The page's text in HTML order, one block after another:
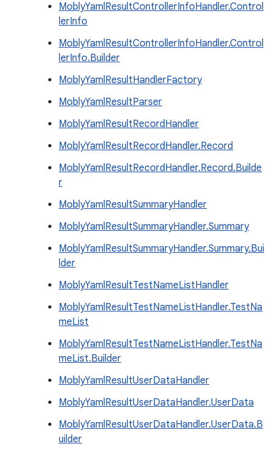
MoblyYamlResultControllerInfoHandler.Control
lerInfo
MoblyYamlResultControllerInfoHandler.Control
lerInfo.Builder
MoblyYamlResultHandlerFactory
MoblyYamlResultParser
MoblyYamlResultRecordHandler
MoblyYamlResultRecordHandler.Record
MoblyYamlResultRecordHandler.Record.Builde
r
MoblyYamlResultSummaryHandler
MoblyYamlResultSummaryHandler.Summary
MoblyYamlResultSummaryHandler.Summary.Bui
lder
MoblyYamlResultTestNameListHandler
MoblyYamlResultTestNameListHandler.TestNa
meList
MoblyYamlResultTestNameListHandler.TestNa
meList.Builder
MoblyYamlResultUserDataHandler
MoblyYamlResultUserDataHandler.UserData
MoblyYamlResultUserDataHandler.UserData.B
uilder